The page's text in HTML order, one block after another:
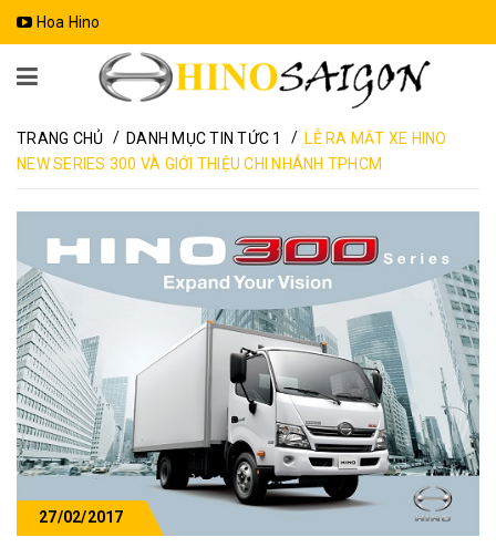
Hoa Hino
TRANG CHỦ / DANH MỤC TIN TỨC 1 / LỄ RA MẮT XE HINO
NEW SERIES 300 VÀ GIỚI THIỆU CHI NHÁNH TPHCM
27/02/2017